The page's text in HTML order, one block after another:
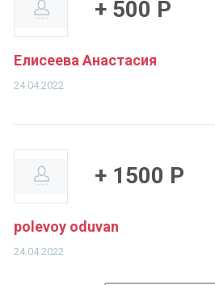
Елисеева Анастасия
24.04.2022
+ 500 Р
polevoy oduvan
24.04.2022
+ 1500 Р